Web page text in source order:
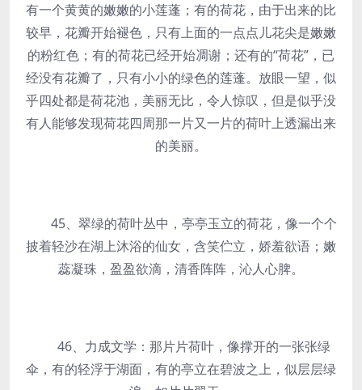
有一个黄黄的嫩嫩的小莲蓬；有的荷花，由于出来的比
较早，花瓣开始褪色，只有上面的一点点儿花尖是嫩嫩
的粉红色；有的荷花已经开始凋谢；还有的“荷花”，已
经没有花瓣了，只有小小的绿色的莲蓬。放眼一望，似
乎四处都是荷花池，美丽无比，令人惊叹，但是似乎没
有人能够发现荷花四周那一片又一片的荷叶上透漏出来
的美丽。
45、翠绿的荷叶丛中，亭亭玉立的荷花，像一个个
披着轻沙在湖上沐浴的仙女，含笑伫立，娇羞欲语；嫩
蕊凝珠，盈盈欲滴，清香阵阵，沁人心脾。
46、力成文学：那片片荷叶，像撑开的一张张绿
伞，有的轻浮于湖面，有的亭立在碧波之上，似层层绿